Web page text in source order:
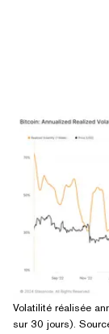
Volatilité réalisée
sur 30 jours).